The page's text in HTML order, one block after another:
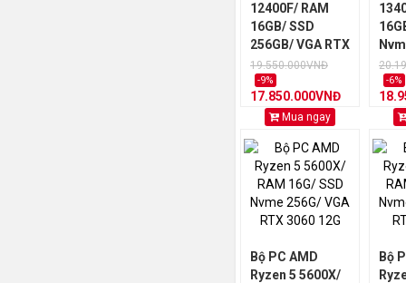
12400F/ RAM
16GB/ SSD
256GB/ VGA RTX
5050 8GB
19.550.000VNĐ
-9%
17.850.000VNĐ
Mua ngay
8GB
-6%
Bộ PC AMD
Ryzen 5 5600X/
Bộ